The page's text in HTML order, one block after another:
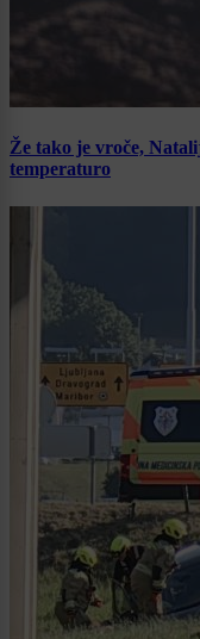
Že tako je vroče,
temperaturo